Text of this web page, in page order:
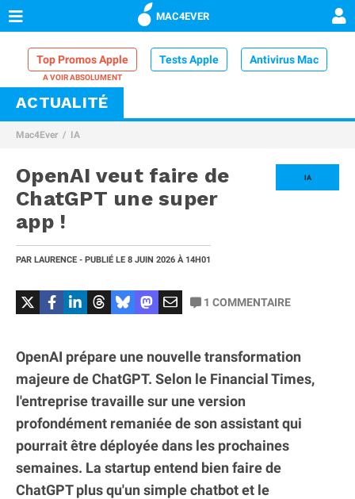
MAC4EVER
Top Promos Apple Tests Apple Antivirus Mac
VPN Mac
Comparatif iPhone
ACTUALITÉ
Mac4Ever IA
IA
OpenAI veut faire de
ChatGPT une super
app !
PAR LAURENCE - PUBLIÉ LE 8 JUIN 2026 À 14H01
1 COMMENTAIRE
OpenAI prépare une nouvelle transformation
majeure de ChatGPT. Selon le Financial Times,
l'entreprise travaille sur une version
profondément remaniée de son assistant qui
pourrait être déployée dans les prochaines
semaines. La startup entend bien faire de
ChatGPT plus qu'un simple chatbot et le